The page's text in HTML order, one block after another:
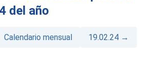
del año
Calendario mensual 19.02.24 →